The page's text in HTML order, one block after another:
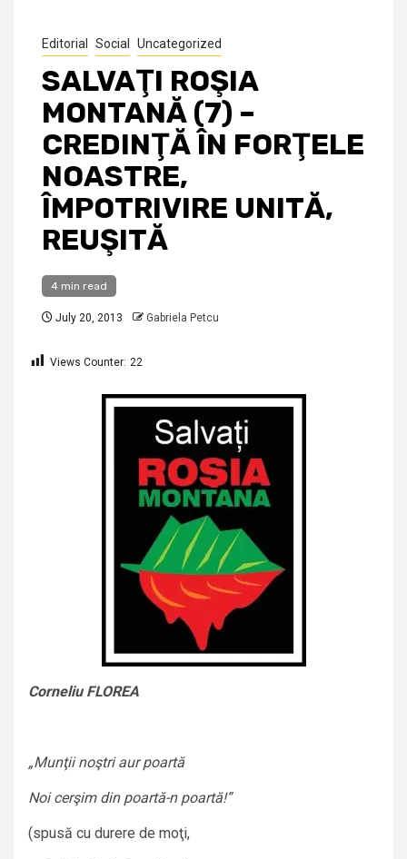
Editorial Social Uncategorized
SALVAŢI ROŞIA
MONTANĂ (7) –
CREDINŢĂ ÎN FORŢELE
NOASTRE,
ÎMPOTRIVIRE UNITĂ,
REUŞITĂ
4 min read
July 20, 2013 Gabriela Petcu
Views Counter: 22
Corneliu FLOREA
„Munţii noştri aur poartă
Noi cerşim din poartă-n poartă!”
(spusă cu durere de moţi,